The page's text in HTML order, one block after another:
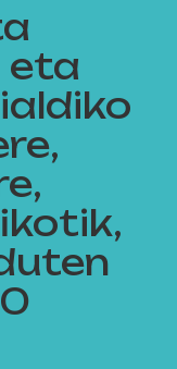
eta